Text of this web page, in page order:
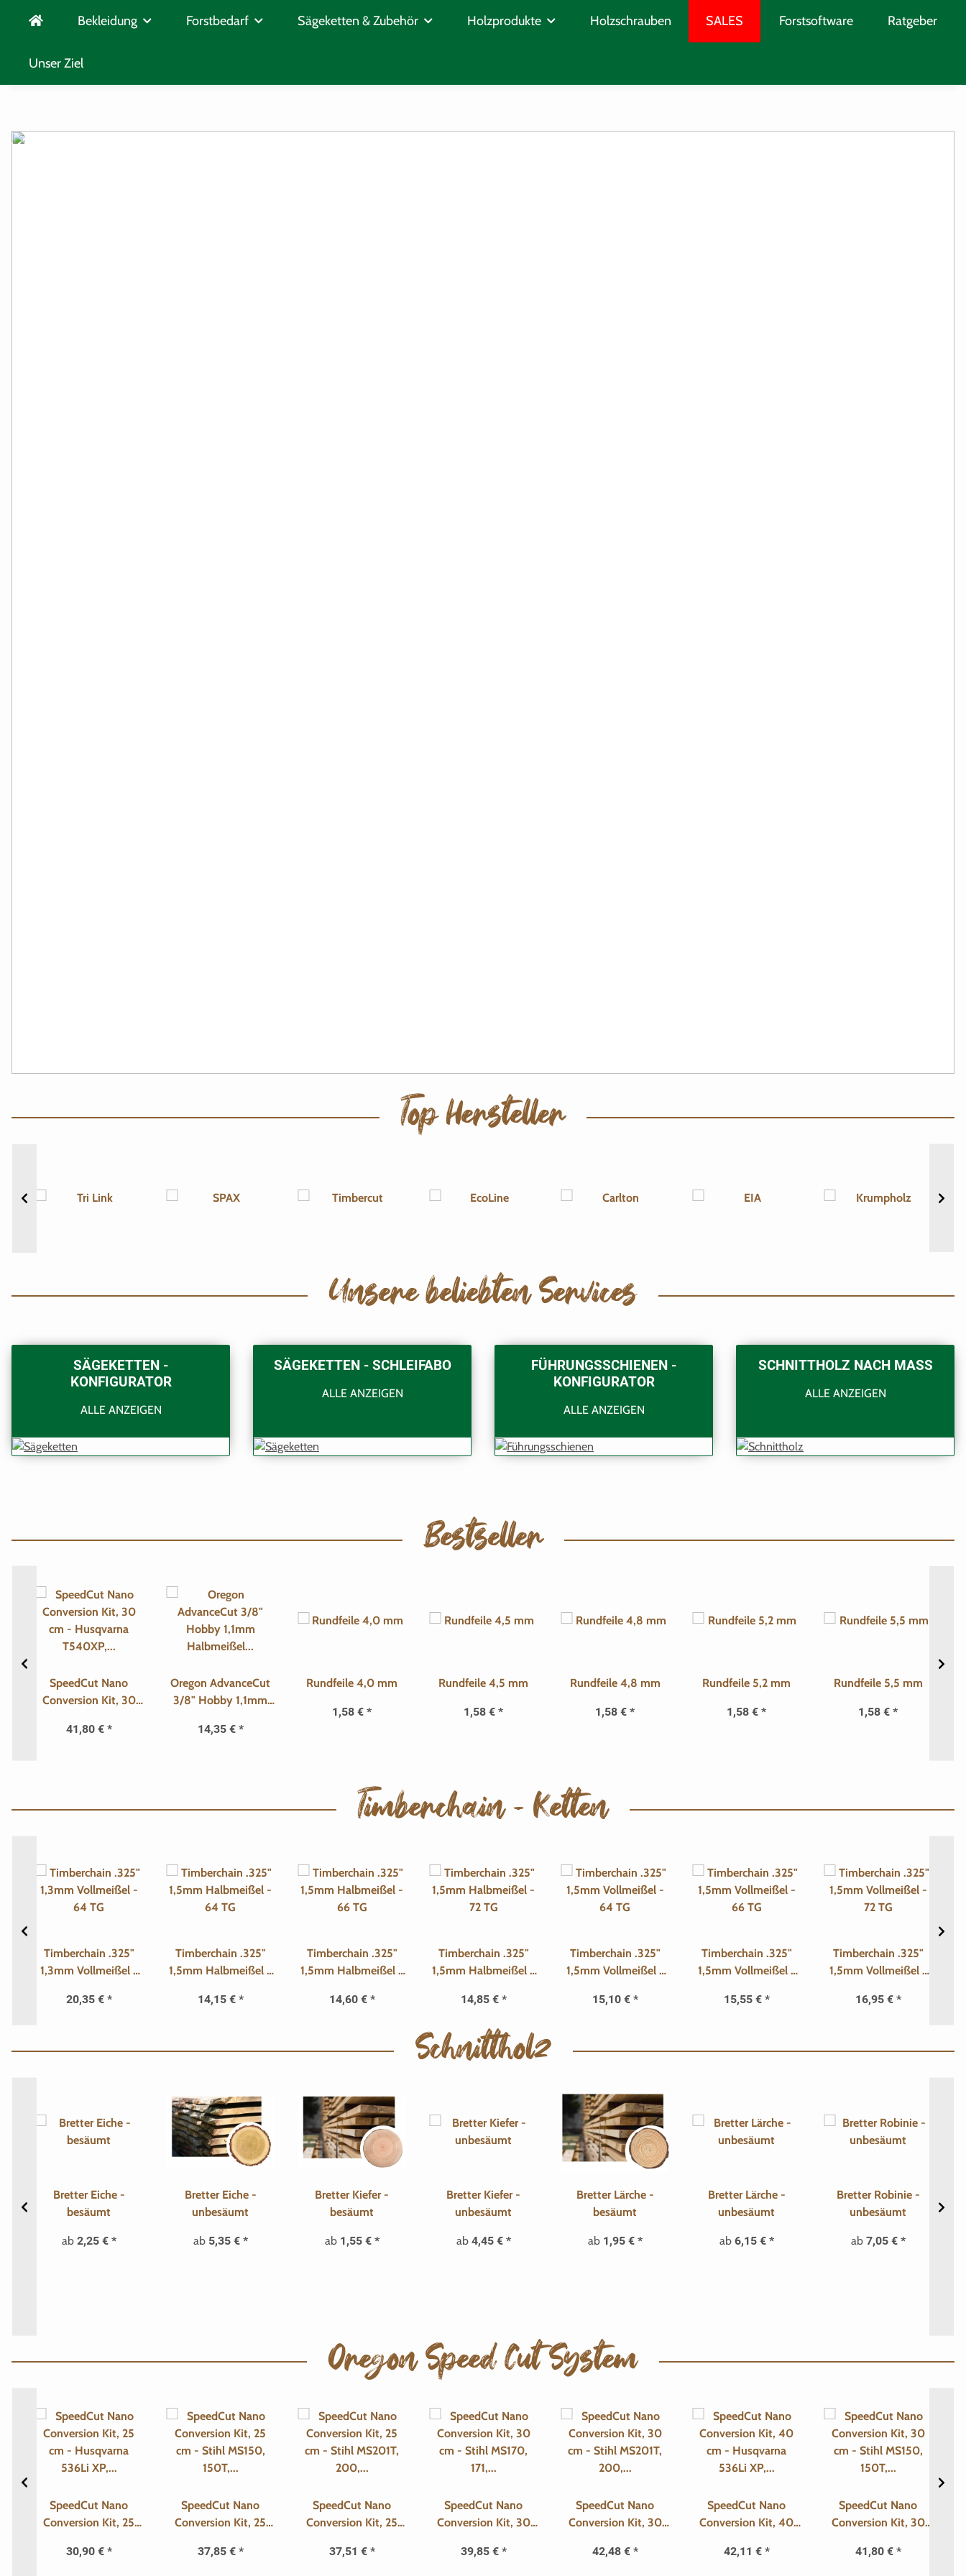
Fachberatung durch unsere Profis Gratis Versand für Paketware ab 150€ Schnittholz auf Maß für Privat und Geschäftskunden Qualität seit 34 Jahren
Bekleidung Forstbedarf Sägeketten & Zubehör Holzprodukte Holzschrauben SALES Forstsoftware Ratgeber
Unser Ziel
Top Hersteller
Unsere beliebten Services
SÄGEKETTEN -
KONFIGURATOR
ALLE ANZEIGEN
SÄGEKETTEN - SCHLEIFABO
ALLE ANZEIGEN
FÜHRUNGSSCHIENEN -
KONFIGURATOR
ALLE ANZEIGEN
SCHNITTHOLZ NACH MASS
ALLE ANZEIGEN
Bestseller
SpeedCut Nano
Conversion Kit, 30
T540XP, T540 XP II
41,80 € *
Oregon AdvanceCut
3/8" Hobby 1,1mm
14,35 € *
Rundfeile 4,0 mm
1,58 € *
Rundfeile 4,5 mm
1,58 € *
Rundfeile 4,8 mm
1,58 € *
Rundfeile 5,2 mm
1,58 € *
Rundfeile 5,5 mm
1,58 € *
Timberchain - Ketten
Timberchain .325"
1,3mm Vollmeißel -
20,35 € *
Timberchain .325"
1,5mm Halbmeißel -
14,15 € *
Timberchain .325"
1,5mm Halbmeißel -
14,60 € *
Timberchain .325"
1,5mm Halbmeißel -
14,85 € *
Timberchain .325"
1,5mm Vollmeißel -
15,10 € *
Timberchain .325"
1,5mm Vollmeißel -
15,55 € *
Timberchain .325"
1,5mm Vollmeißel -
16,95 € *
Schnittholz
Bretter Eiche -
besäumt
ab 2,25 € *
Bretter Eiche -
unbesäumt
ab 5,35 € *
Bretter Kiefer -
besäumt
ab 1,55 € *
Bretter Kiefer -
unbesäumt
ab 4,45 € *
Bretter Lärche -
besäumt
ab 1,95 € *
Bretter Lärche -
unbesäumt
ab 6,15 € *
Bretter Robinie -
unbesäumt
ab 7,05 € *
Oregon Speed Cut System
SpeedCut Nano
Conversion Kit, 25
536Li XP, T536Li XP
30,90 € *
SpeedCut Nano
Conversion Kit, 25
150T, 151, 151T
37,85 € *
SpeedCut Nano
Conversion Kit, 25
200, 193T, 192
37,51 € *
SpeedCut Nano
Conversion Kit, 30
180, 181
39,85 € *
SpeedCut Nano
Conversion Kit, 30
200, 193T, 192
42,48 € *
SpeedCut Nano
Conversion Kit, 40
536Li XP, T536Li XP
42,11 € *
SpeedCut Nano
Conversion Kit, 30
150T, 151, 151T
41,80 € *